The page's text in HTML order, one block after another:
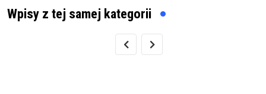
Wpisy z tej samej kategorii